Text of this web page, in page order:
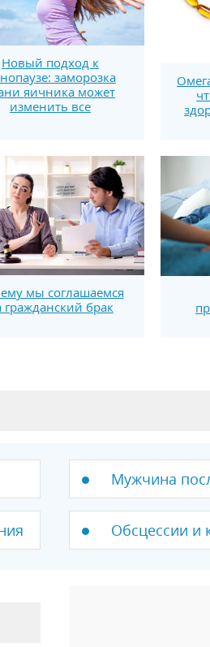
Новый подход к
заморозка
яичника может
изменить все
мы соглашаемся
гражданский брак
Мужчина
Обсцессии и